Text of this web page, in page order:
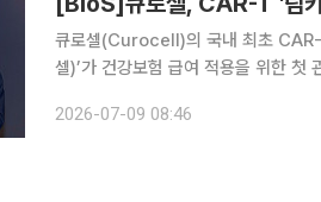
큐로셀(Curocell)의 국내 최초 CAR-
셀)’가 건강보험 급여 적용을 위한 첫
심) 심의 결과, 급여 기준 설정이 적합
2026-07-09 08:46